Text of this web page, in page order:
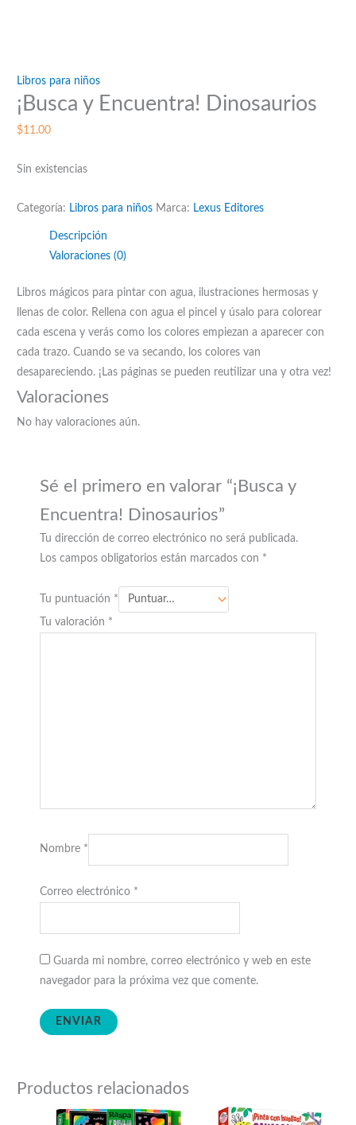
Libros para niños
¡Busca y Encuentra! Dinosaurios
$11.00
Sin existencias
Categoría: Libros para niños Marca: Lexus Editores
Descripción
Valoraciones (0)
Libros mágicos para pintar con agua, ilustraciones hermosas y
llenas de color. Rellena con agua el pincel y úsalo para colorear
cada escena y verás como los colores empiezan a aparecer con
cada trazo. Cuando se va secando, los colores van
desapareciendo. ¡Las páginas se pueden reutilizar una y otra vez!
Valoraciones
No hay valoraciones aún.
Sé el primero en valorar “¡Busca y
Encuentra! Dinosaurios”
Tu dirección de correo electrónico no será publicada.
Los campos obligatorios están marcados con *
Tu puntuación *
Tu valoración *
Nombre *
Correo electrónico *
Guarda mi nombre, correo electrónico y web en este
navegador para la próxima vez que comente.
Productos relacionados